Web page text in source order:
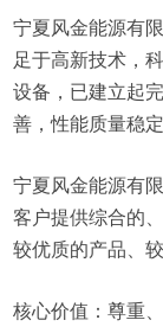
宁夏风金能源有
足于高新技术，
设备，已建立起
善，性能质量稳定
宁夏风金能源有
客户提供综合的
较优质的产品、
核心价值：尊重